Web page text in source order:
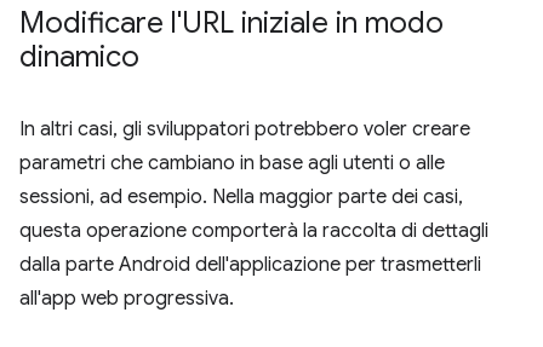
Modificare l'URL iniziale in modo
dinamico
In altri casi, gli sviluppatori potrebbero voler creare
parametri che cambiano in base agli utenti o alle
sessioni, ad esempio. Nella maggior parte dei casi,
questa operazione comporterà la raccolta di dettagli
dalla parte Android dell'applicazione per trasmetterli
all'app web progressiva.